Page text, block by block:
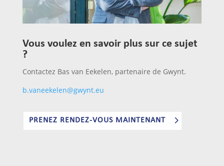
Vous voulez en savoir plus sur ce sujet
?
Contactez Bas van Eekelen, partenaire de Gwynt.
b.vaneekelen@gwynt.eu
PRENEZ RENDEZ-VOUS MAINTENANT